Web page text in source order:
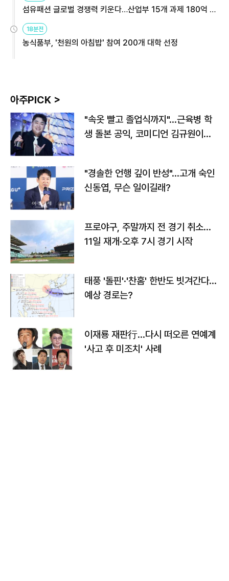
섬유패션 글로벌 경쟁력 키운다…산업부 15개 과제 180억 지
18분전
농식품부, '천원의 아침밥' 참여 200개 대학 선정
아주PICK >
"속옷 빨고 졸업식까지"…근육병 학
생 돌본 공익, 코미디언 김규원이었
"경솔한 언행 깊이 반성"…고개 숙인
신동엽, 무슨 일이길래?
프로야구, 주말까지 전 경기 취소…
11일 재개·오후 7시 경기 시작
태풍 '돌핀'·'찬홈' 한반도 빗겨간다…
예상 경로는?
이재룡 재판行…다시 떠오른 연예계
'사고 후 미조치' 사례